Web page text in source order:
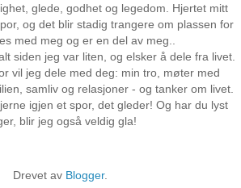
glede, godhet og legedom. Hjertet mitt
og det blir stadig trangere om plassen for
med meg og er en del av meg..
siden jeg var liten, og elsker å dele fra livet.
vil jeg dele med deg: min tro, møter med
samliv og relasjoner - og tanker om livet.
igjen et spor, det gleder! Og har du lyst
blir jeg også veldig gla!
Drevet av Blogger.